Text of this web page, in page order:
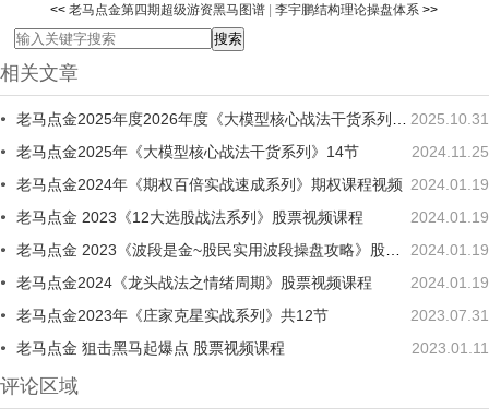
<<老马点金第四期超级游资黑马图谱 |李宇鹏结构理论操盘体系 >>
相关文章
2025.10.31
老马点金2025年度2026年度《大模型核心战法干货系列》二期
2024.11.25
老马点金2025年《大模型核心战法干货系列》14节
2024.01.19
老马点金2024年《期权百倍实战速成系列》期权课程视频
2024.01.19
老马点金 2023《12大选股战法系列》股票视频课程
2024.01.19
老马点金 2023《波段是金~股民实用波段操盘攻略》股票视频课程
2024.01.19
老马点金2024《龙头战法之情绪周期》股票视频课程
2023.07.31
老马点金2023年《庄家克星实战系列》共12节
2023.01.11
老马点金 狙击黑马起爆点 股票视频课程
评论区域